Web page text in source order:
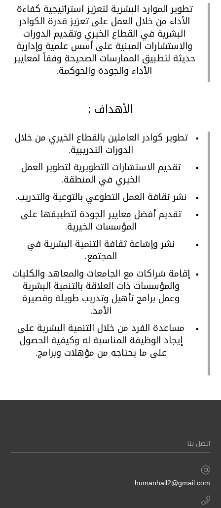
تطوير الموارد البشرية لتعزيز استراتيجية كفاءة
الأداء من خلال العمل على تعزيز قدرة الكوادر
البشرية في القطاع الخيري وتقديم الدورات
والاستشارات المبنية على أسس علمية وإدارية
حديثة لتطبيق الممارسات الصحيحة وفقاً لمعايير
الأداء والجودة والحوكمة.
الأهداف :
تطوير كوادر العاملين بالقطاع الخيري من خلال
الدورات التدريبية.
تقديم الاستشارات التطويرية لتطوير العمل
الخيري في المنطقة.
نشر ثقافة العمل التطوعي بالتوعية والتدريب.
تقديم أفضل معايير الجودة لتطبيقها على
المؤسسات الخيرية.
نشر وإشاعة ثقافة التنمية البشرية في
المجتمع.
إقامة شراكات مع الجامعات والمعاهد والكليات
والمؤسسات ذات العلاقة بالتنمية البشرية
وعمل برامج تأهيل وتدريب طويلة وقصيرة
الأمد.
مساعدة الفرد من خلال التنمية البشرية على
إيجاد الوظيفة المناسبة له وكيفية الحصول
على ما يحتاجه من مؤهلات وبرامج.
اتصل بنا
humanhail2@gmail.com